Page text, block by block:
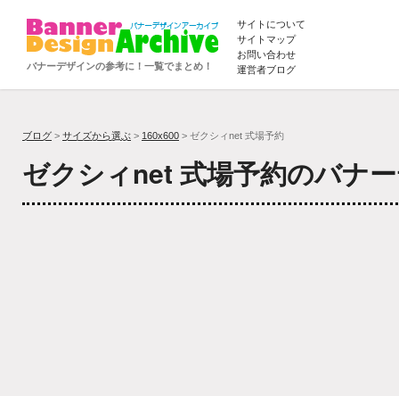
バナーデザインの参考に！一覧でまとめ！
サイトについて
サイトマップ
お問い合わせ
運営者ブログ
ブログ > サイズから選ぶ > 160x600 > ゼクシィnet 式場予約
ゼクシィnet 式場予約のバナ